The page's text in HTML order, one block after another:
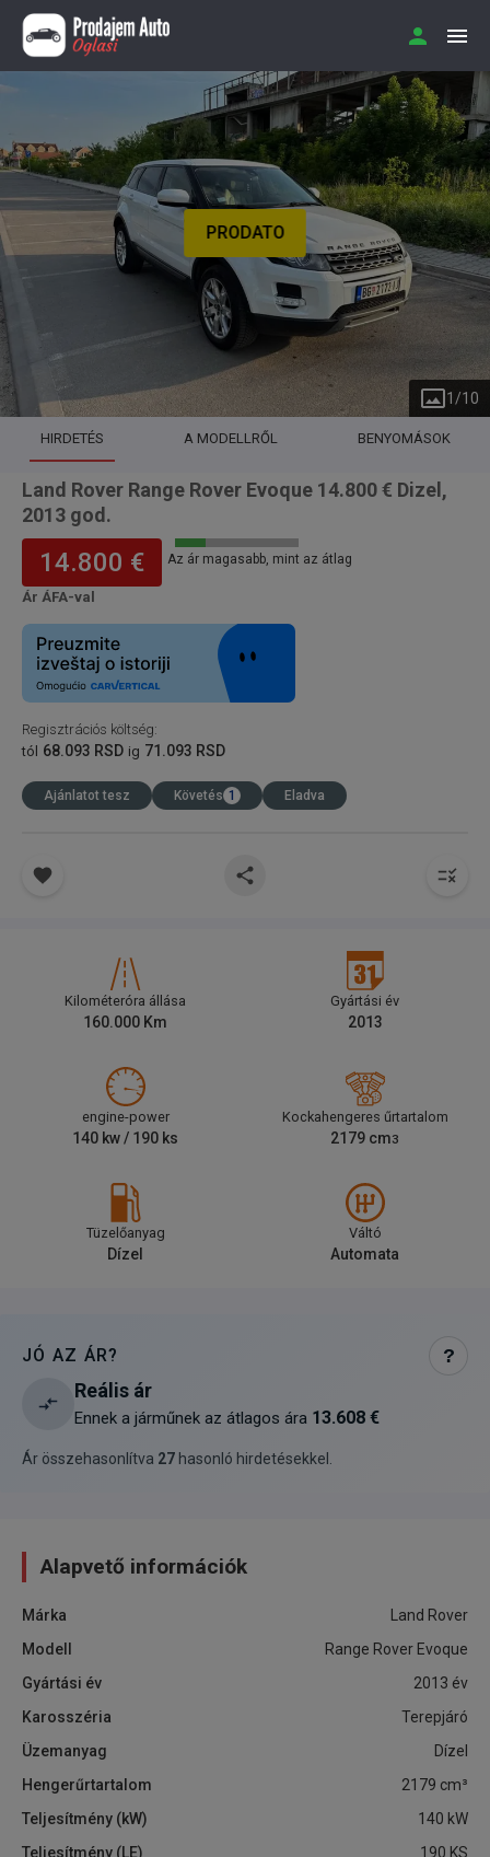
PRODATO
1 /10
HIRDETÉS A MODELLRŐL BENYOMÁSOK
Land Rover Range Rover Evoque 14.800 € Dizel,
2013 god.
14.800 €
Ár ÁFA-val
Az ár magasabb, mint az átlag
Regisztrációs költség:
tól 68.093 RSD ig 71.093 RSD
Ajánlatot tesz Követés 1 Eladva
Kilométeróra állása
160.000 Km
Gyártási év
2013
engine-power
140 kw / 190 ks
Kockahengeres űrtartalom
2179 cm3
Tüzelőanyag
Dízel
Váltó
Automata
JÓ AZ ÁR? ?
Reális ár
Ennek a járműnek az átlagos ára 13.608 €
Ár összehasonlítva 27 hasonló hirdetésekkel
Alapvető információk
Márka
Land Rover
Modell
Range Rover Evoque
Gyártási év
2013 év
Karosszéria
Terepjáró
Üzemanyag
Dízel
Hengerűrtartalom
2179 cm³
Teljesítmény (kW)
140 kW
Teljesítmény (LE)
190 KS